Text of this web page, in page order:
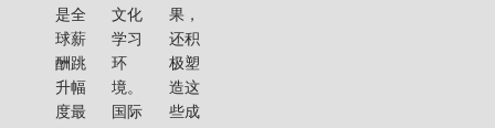
是全
球薪
酬跳
升幅
度最
文化
学习
环
境。
国际
果，
还积
极塑
造这
些成